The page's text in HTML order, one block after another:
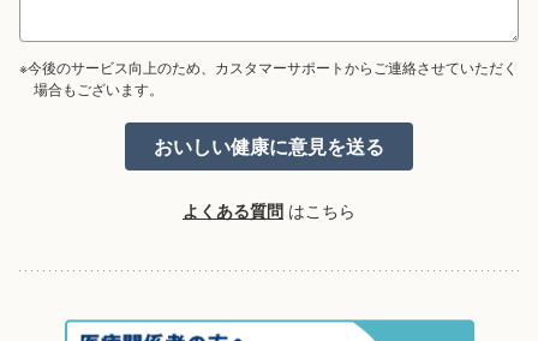
※今後のサービス向上のため、カスタマーサポートからご連絡させていただく
場合もございます。
よくある質問 はこちら